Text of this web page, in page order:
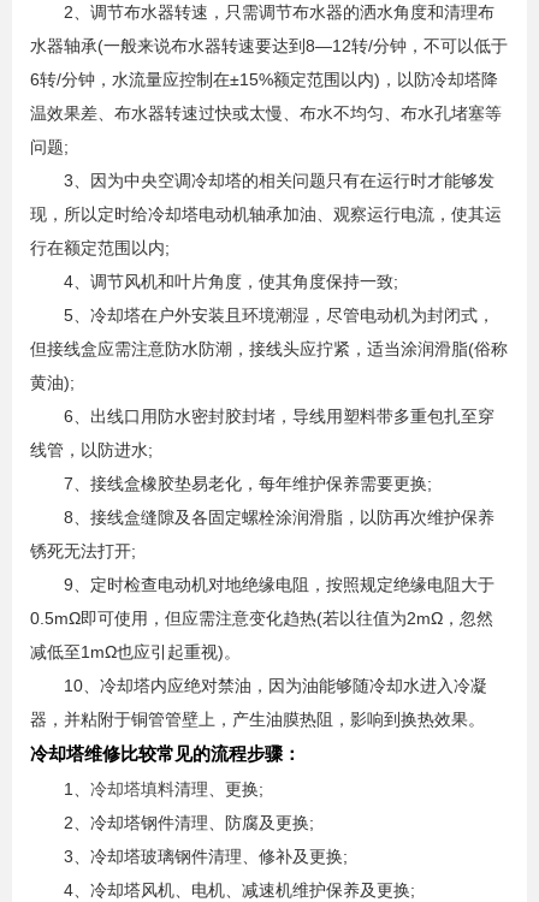
2、调节布水器转速，只需调节布水器的洒水角度和清理布
水器轴承(一般来说布水器转速要达到8—12转/分钟，不可以低于
6转/分钟，水流量应控制在±15%额定范围以内)，以防冷却塔降
温效果差、布水器转速过快或太慢、布水不均匀、布水孔堵塞等
问题;
3、因为中央空调冷却塔的相关问题只有在运行时才能够发
现，所以定时给冷却塔电动机轴承加油、观察运行电流，使其运
行在额定范围以内;
4、调节风机和叶片角度，使其角度保持一致;
5、冷却塔在户外安装且环境潮湿，尽管电动机为封闭式，
但接线盒应需注意防水防潮，接线头应拧紧，适当涂润滑脂(俗称
黄油);
6、出线口用防水密封胶封堵，导线用塑料带多重包扎至穿
线管，以防进水;
7、接线盒橡胶垫易老化，每年维护保养需要更换;
8、接线盒缝隙及各固定螺栓涂润滑脂，以防再次维护保养
锈死无法打开;
9、定时检查电动机对地绝缘电阻，按照规定绝缘电阻大于
0.5mΩ即可使用，但应需注意变化趋热(若以往值为2mΩ，忽然
减低至1mΩ也应引起重视)。
10、冷却塔内应绝对禁油，因为油能够随冷却水进入冷凝
器，并粘附于铜管管壁上，产生油膜热阻，影响到换热效果。
冷却塔维修比较常见的流程步骤：
1、 冷却塔填料清理、更换;
2、冷却塔钢件清理、防腐及更换;
3、冷却塔玻璃钢件清理、修补及更换;
4、冷却塔风机、电机、减速机维护保养及更换;